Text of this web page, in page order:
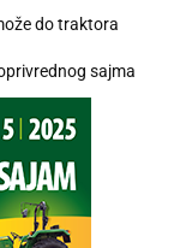
do traktora
sajma